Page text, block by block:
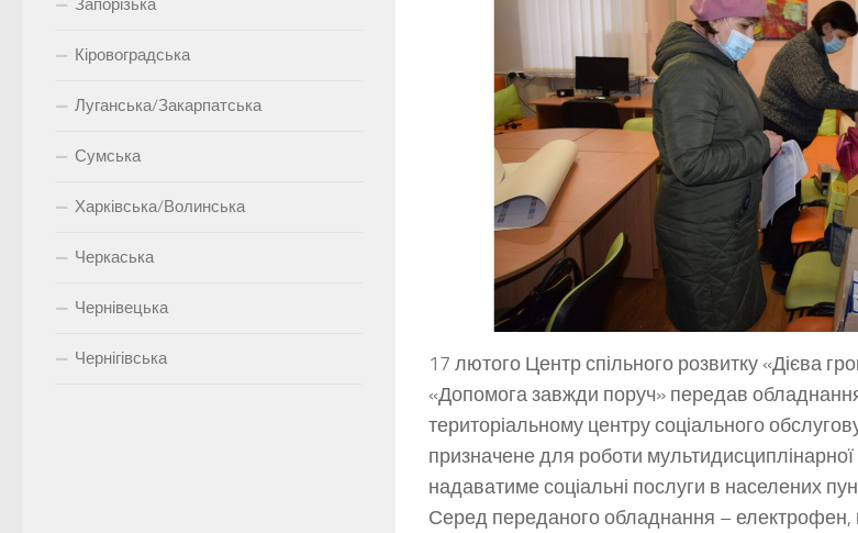
17 лютого Центр спільного розвитку «Дієва
«Допомога завжди поруч» передав
територіальному центру соціального
призначене для роботи
надаватиме соціальні послуги в населених
Серед переданого обладнання – електрофен,
Запорізька
Кіровоградська
Луганська/Закарпатська
Сумська
Харківська/Волинська
Черкаська
Чернівецька
Чернігівська